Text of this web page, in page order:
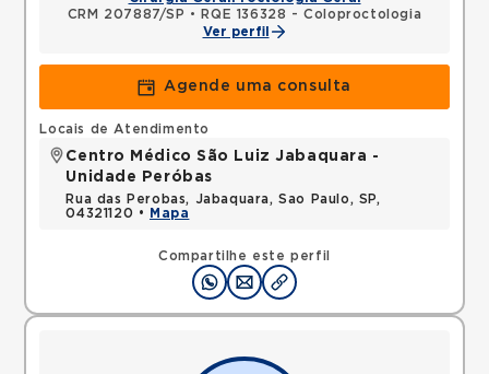
CRM 207887/SP •
RQE 136328 - Coloproctologia
Ver perfil
Agende uma consulta
Compartilhe este perfil
Locais de Atendimento
Centro Médico São Luiz Jabaquara -
Unidade Peróbas
Rua das Perobas, Jabaquara, Sao Paulo, SP,
04321120 •
Mapa